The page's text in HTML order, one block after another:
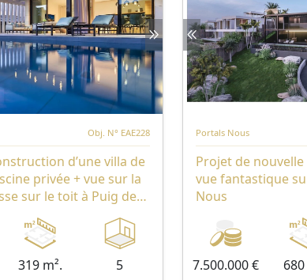
Obj. N° EAE228
d’une villa de
privée + vue sur la
sur le toit à Puig de
319 m². 5
Portals Nous
Projet de
vue fantastique
Nous
7.500.000 € 680